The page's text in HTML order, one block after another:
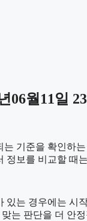
06월11일
기준을 확인하
보를 비교할 때
는 경우에는
는 판단을 더 안